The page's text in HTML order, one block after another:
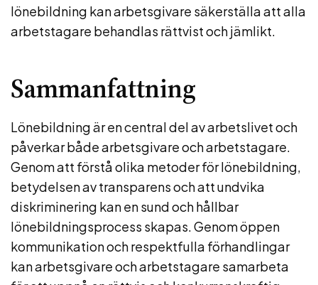
lönebildning kan arbetsgivare säkerställa att alla
arbetstagare behandlas rättvist och jämlikt.
Sammanfattning
Lönebildning är en central del av arbetslivet och
påverkar både arbetsgivare och arbetstagare.
Genom att förstå olika metoder för lönebildning,
betydelsen av transparens och att undvika
diskriminering kan en sund och hållbar
lönebildningsprocess skapas. Genom öppen
kommunikation och respektfulla förhandlingar
kan arbetsgivare och arbetstagare samarbeta